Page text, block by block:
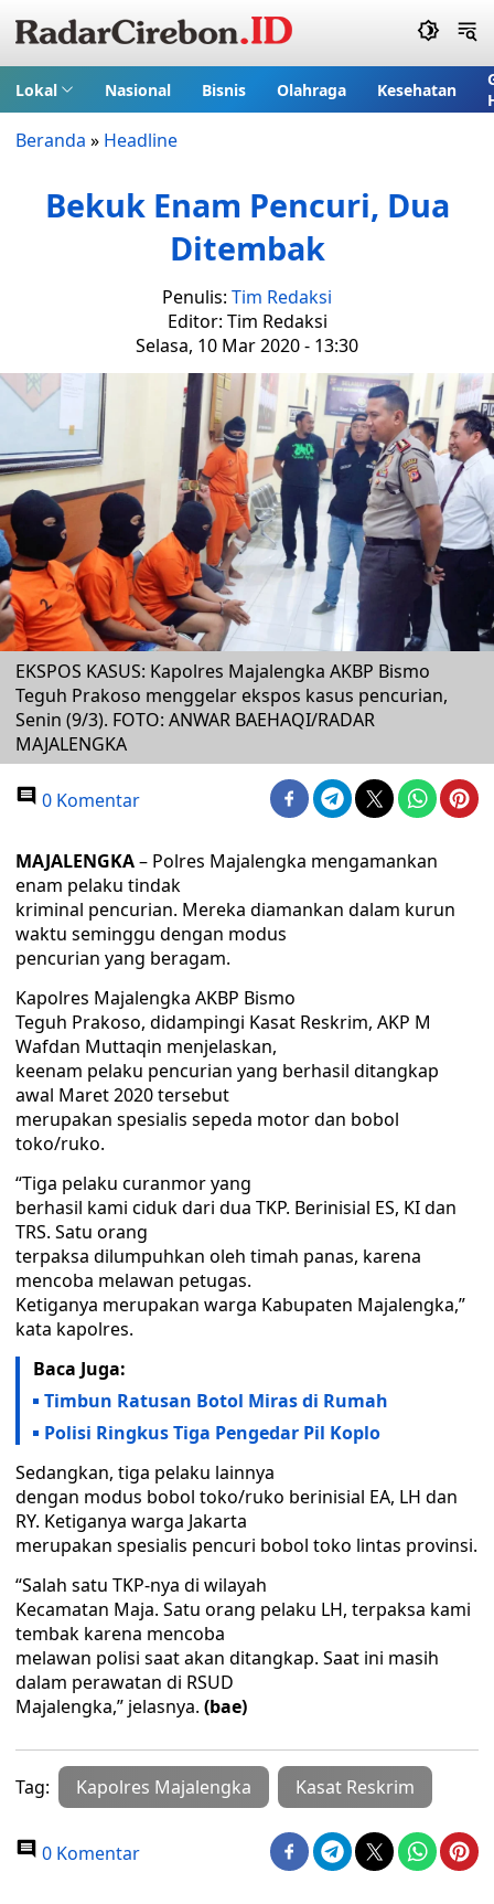
Lokal Nasional Bisnis Olahraga Kesehatan
Beranda » Headline
Bekuk Enam Pencuri, Dua
Ditembak
Penulis: Tim Redaksi
Editor: Tim Redaksi
Selasa, 10 Mar 2020 - 13:30
EKSPOS KASUS: Kapolres Majalengka AKBP Bismo
Teguh Prakoso menggelar ekspos kasus pencurian,
Senin (9/3). FOTO: ANWAR BAEHAQI/RADAR
MAJALENGKA
0 Komentar
MAJALENGKA– Polres Majalengka mengamankan
enam pelaku tindak
kriminal pencurian. Mereka diamankan dalam kurun
waktu seminggu dengan modus
pencurian yang beragam.
Kapolres Majalengka AKBP Bismo
Teguh Prakoso, didampingi Kasat Reskrim, AKP M
Wafdan Muttaqin menjelaskan,
keenam pelaku pencurian yang berhasil ditangkap
awal Maret 2020 tersebut
merupakan spesialis sepeda motor dan bobol
toko/ruko.
“Tiga pelaku curanmor yang
berhasil kami ciduk dari dua TKP. Berinisial ES, KI dan
TRS. Satu orang
terpaksa dilumpuhkan oleh timah panas, karena
mencoba melawan petugas.
Ketiganya merupakan warga Kabupaten Majalengka,”
kata kapolres.
Baca Juga:
Timbun Ratusan Botol Miras di Rumah
Polisi Ringkus Tiga Pengedar Pil Koplo
Sedangkan, tiga pelaku lainnya
dengan modus bobol toko/ruko berinisial EA, LH dan
RY. Ketiganya warga Jakarta
merupakan spesialis pencuri bobol toko lintas provinsi.
“Salah satu TKP-nya di wilayah
Kecamatan Maja. Satu orang pelaku LH, terpaksa kami
tembak karena mencoba
melawan polisi saat akan ditangkap. Saat ini masih
dalam perawatan di RSUD
Majalengka,” jelasnya. (bae)
Tag: Kapolres Majalengka Kasat Reskrim
0 Komentar